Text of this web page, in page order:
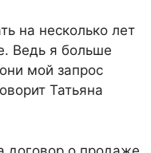
на несколько лет
Ведь я больше
мой запрос
Татьяна